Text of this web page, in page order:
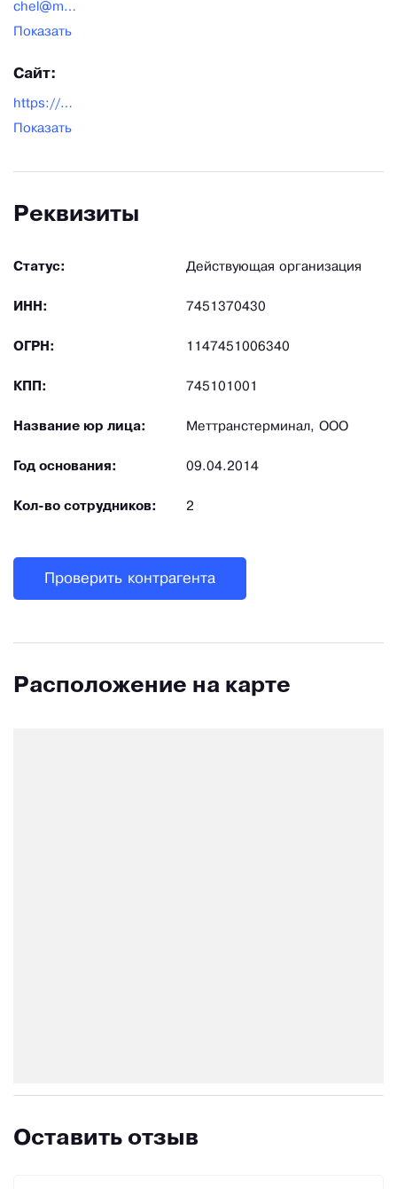
chel@met-trans.ru
Показать
Сайт:
https://chel.met-trans.ru/
Показать
Реквизиты
Статус: Действующая организация
ИНН: 7451370430
ОГРН: 1147451006340
КПП: 745101001
Название юр лица: Меттранстерминал, ООО
Год основания: 09.04.2014
Кол-во сотрудников: 2
Проверить контрагента
Расположение на карте
Оставить отзыв